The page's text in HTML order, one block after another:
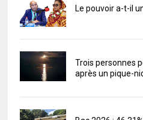
Le pouvoir a-t-il
Trois personnes
après un pique-